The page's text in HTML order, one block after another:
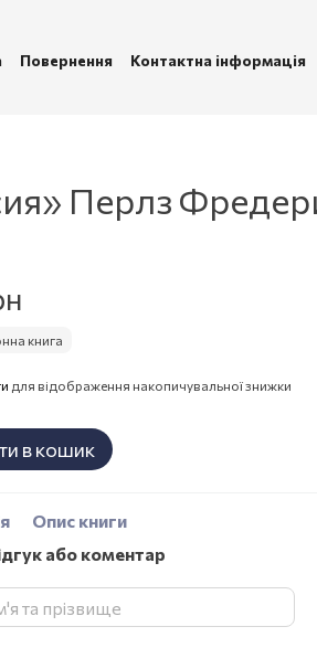
Повернення
Контактна інформація
Перлз
книга
для відображення накопичувальної знижки
в кошик
Опис книги
або коментар